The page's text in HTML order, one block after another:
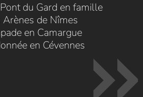
du Gard en famille
Arènes de Nîmes
en Camargue
en Cévennes